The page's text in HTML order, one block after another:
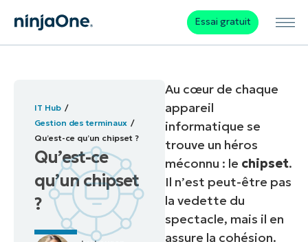
Essai gratuit
IT Hub
Gestion des terminaux
Qu’est-ce qu’un chipset ?
Qu’est-ce
qu’un chipset
?
Au cœur de chaque
appareil
informatique se
trouve un héros
méconnu : le chipset.
Il n’est peut-être pas
la vedette du
spectacle, mais il en
assure la cohésion.